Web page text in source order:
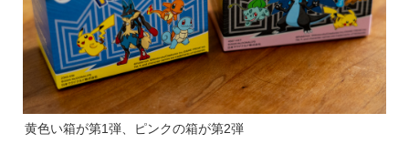
黄色い箱が第1弾、ピンクの箱が第2弾